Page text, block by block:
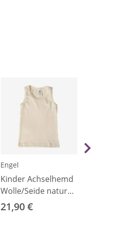
Engel
Kinder Achselhemd
Wolle/Seide natur
92
21,90 €